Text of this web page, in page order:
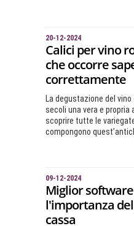
20-12-2024
Calici per vino
che occorre
correttamente
La degustazione del
secoli una vera e propria
scoprire tutte le
compongono
09-12-2024
Miglior
l'importanza
cassa